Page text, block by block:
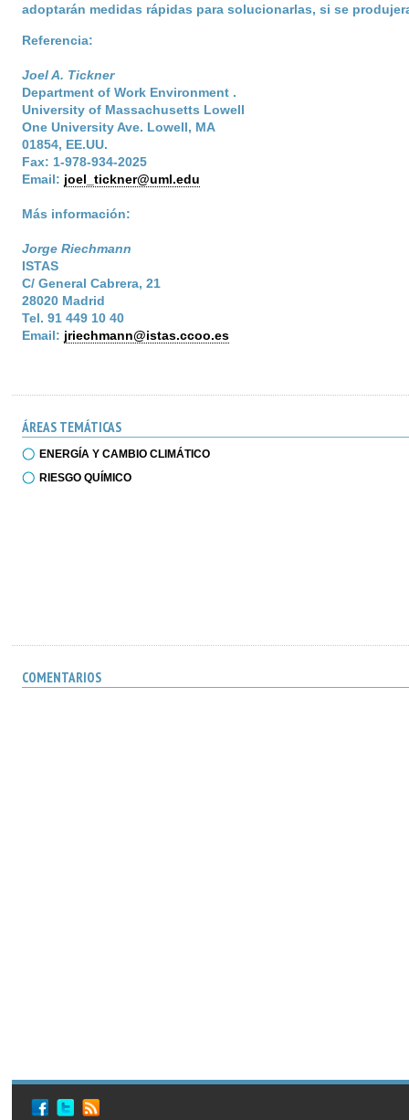
adoptarán medidas rápidas para solucionarlas, si se
Referencia:
Joel A. Tickner
Department of Work Environment .
University of Massachusetts Lowell
One University Ave. Lowell, MA
01854, EE.UU.
Fax: 1-978-934-2025
Email: joel_tickner@uml.edu
Más información:
Jorge Riechmann
ISTAS
C/ General Cabrera, 21
28020 Madrid
Tel. 91 449 10 40
Email: jriechmann@istas.ccoo.es
ÁREAS TEMÁTICAS
ENERGÍA Y CAMBIO CLIMÁTICO
RIESGO QUÍMICO
COMENTARIOS